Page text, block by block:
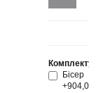
Бісер
+904,00